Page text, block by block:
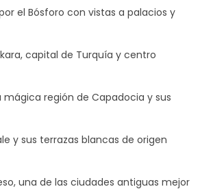
el Bósforo con vistas a palacios y
capital de Turquía y centro
mágica región de Capadocia y sus
y sus terrazas blancas de origen
una de las ciudades antiguas mejor